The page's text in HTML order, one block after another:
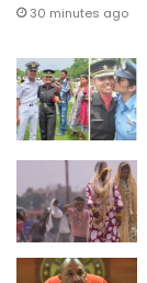
30 minutes ago